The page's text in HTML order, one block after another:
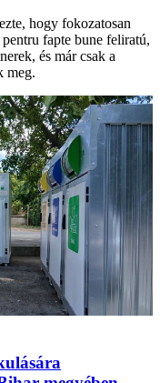
hogy fokozatosan
fapte bune feliratú,
és már csak a
meg.